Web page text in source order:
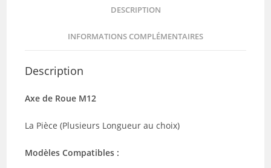
DESCRIPTION
INFORMATIONS COMPLÉMENTAIRES
Description
Axe de Roue M12
La Pièce (Plusieurs Longueur au choix)
Modèles Compatibles :